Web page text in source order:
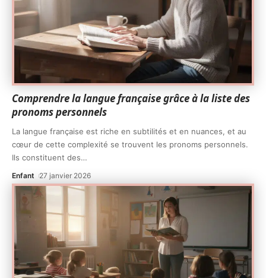
Comprendre la langue française grâce à la liste des
pronoms personnels
La langue française est riche en subtilités et en nuances, et au
cœur de cette complexité se trouvent les pronoms personnels.
Ils constituent des…
Enfant 27 janvier 2026